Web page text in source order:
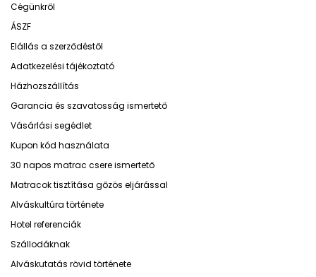
Cégünkről
ÁSZF
Elállás a szerződéstől
Adatkezelési tájékoztató
Házhozszállítás
Garancia és szavatosság ismertető
Vásárlási segédlet
Kupon kód használata
30 napos matrac csere ismertető
Matracok tisztítása gőzös eljárással
Alváskultúra története
Hotel referenciák
Szállodáknak
Alváskutatás rövid története